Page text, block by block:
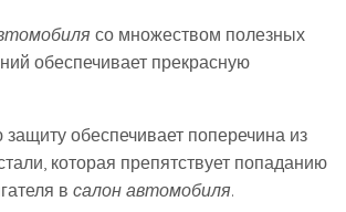
со множеством полезных
обеспечивает прекрасную
обеспечивает поперечина из
которая препятствует попаданию
в салон автомобиля.